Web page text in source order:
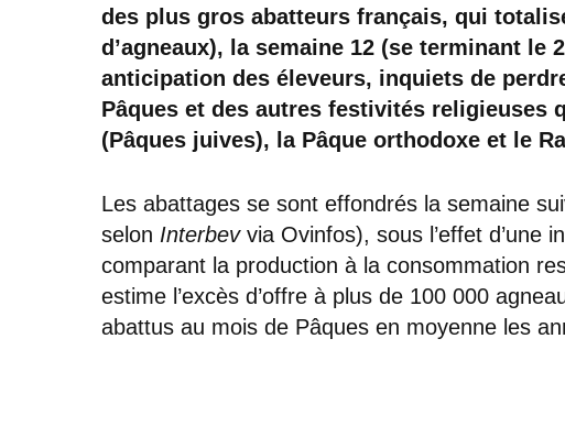
des plus gros abatteurs français, qui
d’agneaux), la semaine 12 (se terminant le
anticipation des éleveurs, inquiets de
Pâques et des autres festivités religieuses
(Pâques juives), la Pâque orthodoxe et le
Les abattages se sont effondrés la semaine
selon Interbevvia Ovinfos), sous l’effet d’une
comparant la production à la consommation
estime l’excès d’offre à plus de 100 000
abattus au mois de Pâques en moyenne les